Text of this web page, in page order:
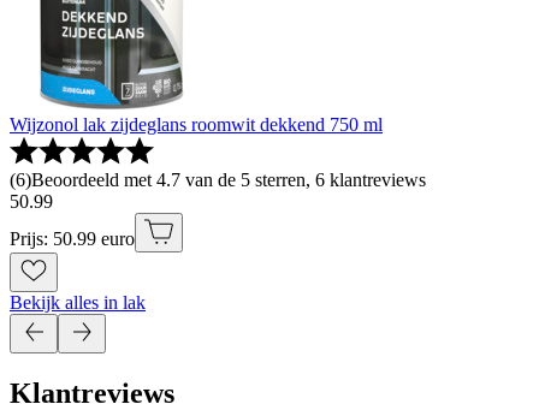
Wijzonol lak zijdeglans roomwit dekkend 750 ml
(6)Beoordeeld met 4.7 van de 5 sterren, 6 klantreviews
50.99
Prijs: 50.99 euro
Bekijk alles in lak
Klantreviews